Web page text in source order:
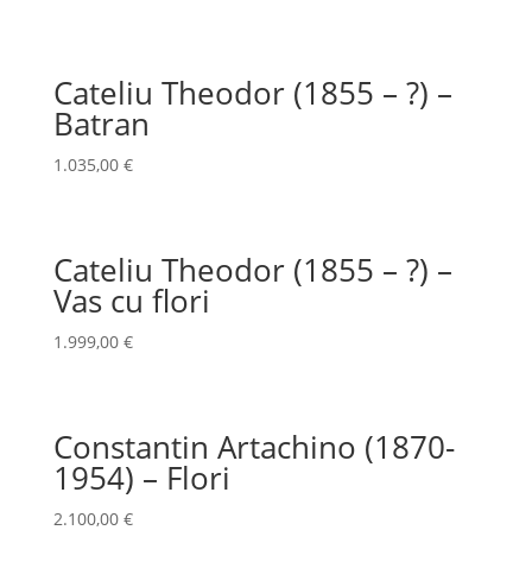
Cateliu Theodor (1855 – ?) –
Batran
1.035,00 €
Cateliu Theodor (1855 – ?) –
Vas cu flori
1.999,00 €
Constantin Artachino (1870-
1954) – Flori
2.100,00 €